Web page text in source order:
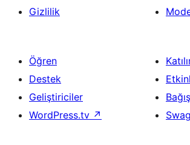
Gizlilik
Öğren
Destek
Geliştiriciler
WordPress.tv ↗
Bağış
Swag